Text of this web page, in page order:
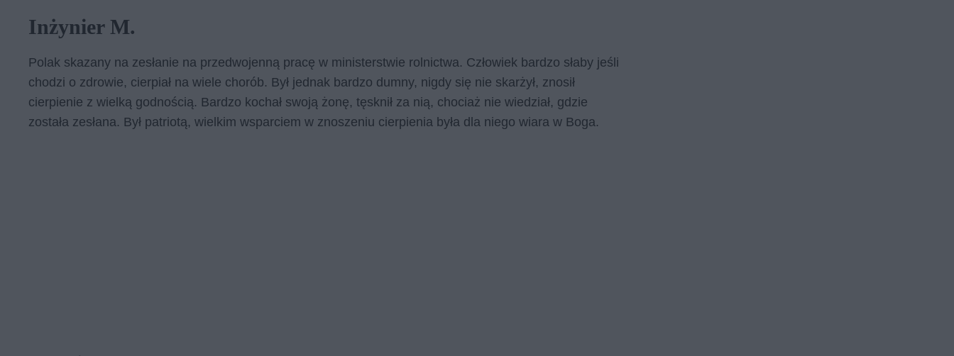
Inżynier M.
Polak skazany na zesłanie na przedwojenną pracę w ministerstwie rolnictwa. Człowiek bardzo słaby jeśli
chodzi o zdrowie, cierpiał na wiele chorób. Był jednak bardzo dumny, nigdy się nie skarżył, znosił
cierpienie z wielką godnością. Bardzo kochał swoją żonę, tęsknił za nią, chociaż nie wiedział, gdzie
została zesłana. Był patriotą, wielkim wsparciem w znoszeniu cierpienia była dla niego wiara w Boga.